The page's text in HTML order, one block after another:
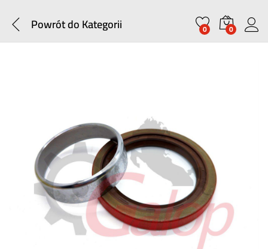
Powrót doKategorii 0 0